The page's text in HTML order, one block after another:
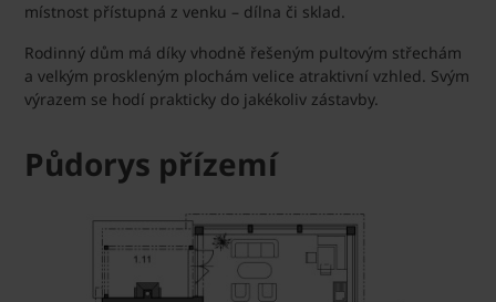
místnost přístupná z venku – dílna či sklad.
Rodinný dům má díky vhodně řešeným pultovým střechám
a velkým proskleným plochám velice atraktivní vzhled. Svým
výrazem se hodí prakticky do jakékoliv zástavby.
Půdorys přízemí